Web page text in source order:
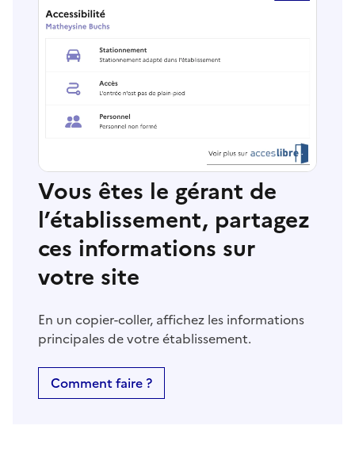
Vous êtes le gérant de
l’établissement, partagez
ces informations sur
votre site
En un copier-coller, affichez les informations
principales de votre établissement.
Comment faire ?